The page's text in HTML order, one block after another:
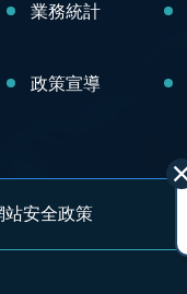
業務統計
政策宣導
站安全政策